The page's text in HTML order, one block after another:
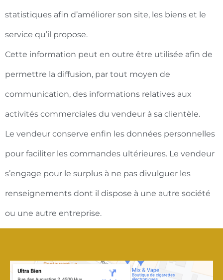
statistiques afin d’améliorer son site, les biens et le
service qu’il propose.
Cette information peut en outre être utilisée afin de
permettre la diffusion, par tout moyen de
communication, des informations relatives aux
activités commerciales du vendeur à sa clientèle.
Le vendeur conserve enfin les données personnelles
pour faciliter les commandes ultérieures. Le vendeur
s’engage pour le surplus à ne pas divulguer les
renseignements dont il dispose à une autre société
ou une autre entreprise.